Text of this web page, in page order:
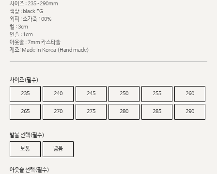
사이즈 : 235~290mm
색상 : black FG
외피 : 소가죽 100%
힐 : 3cm
인솔 : 1cm
아웃솔 : 7mm 카스타솔
제조: Made In Korea (Hand made)
사이즈(필수)
235 240 245 250 255 260
265 270 275 280 285 290
발볼 선택(필수)
보통 넓음
아웃솔 선택(필수)